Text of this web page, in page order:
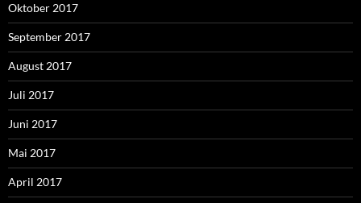
Oktober 2017
September 2017
August 2017
Juli 2017
Juni 2017
Mai 2017
April 2017